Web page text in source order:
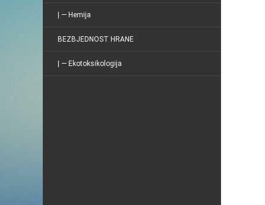
| — Hemija
BEZBJEDNOST HRANE
| — Ekotoksikologija